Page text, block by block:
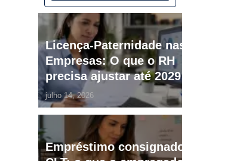
Licença-Paternidade nas
Empresas: O que o RH
precisa ajustar até 2029
julho 14, 2026
Empréstimo consignado